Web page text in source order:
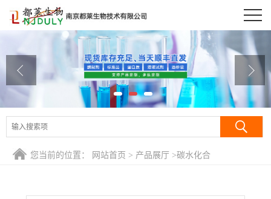
公司介绍
产品展厅
证书荣誉
您当前的位置： 网站首页 > 产品展厅 >碳水化合